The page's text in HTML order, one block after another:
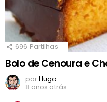
696 Partilhas
Bolo de Cenoura e
porHugo
8 anos atrás